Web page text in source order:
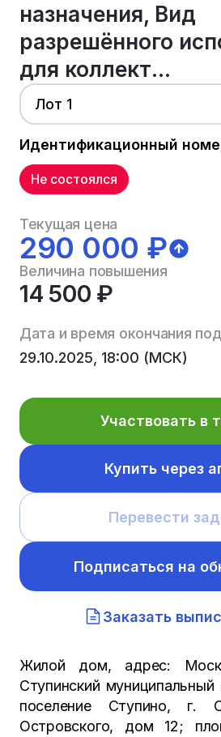
назначения, Вид
разрешённого
для коллект...
Лот 1
Идентификационный
Не состоялся
Текущая цена
290 000 ₽
Величина повышения
14 500 ₽
Дата и время окончания
29.10.2025, 18:00 (МСК)
Участвовать в
Купить через
Перевести
Подписаться на
Заказать
Жилой дом, адрес:
Ступинский муниципальный
поселение Ступино, г.
Островского, дом 12;